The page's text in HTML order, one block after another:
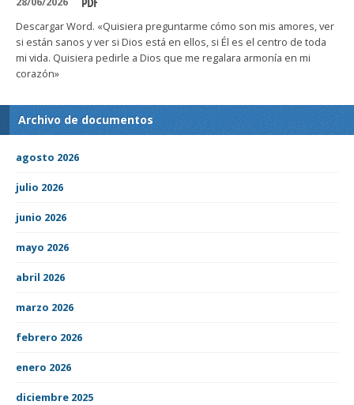
Descargar Word. «Quisiera preguntarme cómo son mis amores, ver
si están sanos y ver si Dios está en ellos, si Él es el centro de toda
mi vida. Quisiera pedirle a Dios que me regalara armonía en mi
corazón»
Archivo de documentos
agosto 2026
julio 2026
junio 2026
mayo 2026
abril 2026
marzo 2026
febrero 2026
enero 2026
diciembre 2025